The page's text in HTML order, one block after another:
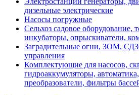
дизельные электрические
Насосы погружные
Сельхоз садовое оборудование,
инкубаторы, опрыскиватели,
Заградительные огни, ЗОМ,
управления
Комплектующие для насосов,
гидроаккумуляторы,
преобразователи, фильтры